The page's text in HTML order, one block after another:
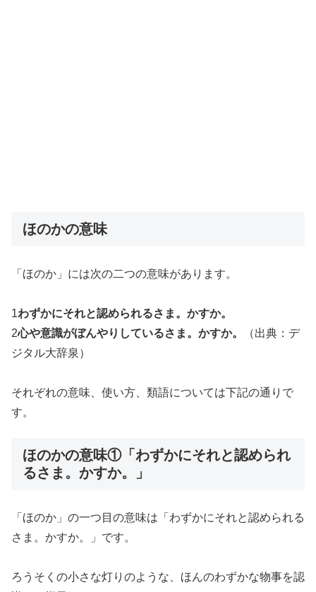
ほのかの意味
「ほのか」には次の二つの意味があります。
1わずかにそれと認められるさま。かすか。
2心や意識がぼんやりしているさま。かすか。
（出典：デ
ジタル大辞泉）
それぞれの意味、使い方、類語については下記の通りで
す。
ほのかの意味①「わずかにそれと認められ
るさま。かすか。」
「ほのか」の一つ目の意味は「わずかにそれと認められる
さま。かすか。」です。
ろうそくの小さな灯りのような、ほんのわずかな物事を認